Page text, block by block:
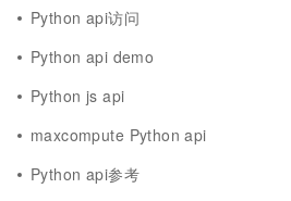
Python api访问
Python api demo
Python js api
maxcompute Python api
Python api参考